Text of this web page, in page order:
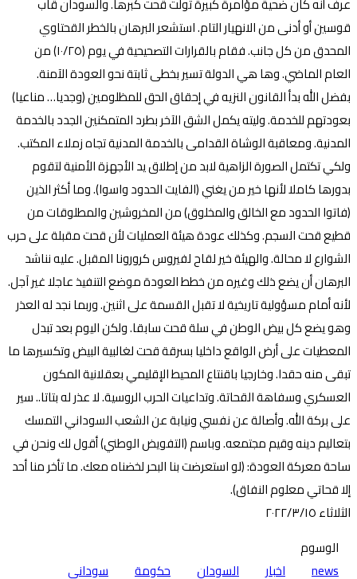
قوسين أو أدنى من الانهيار التام. استشعر البرهان بالخطر القحتاوي
المحدق من كل جانب. فقام بالقرارات التصحيحية في يوم (١٠/٢٥) من
العام الماضي. وها هي الدولة تسير بخطى ثابتة نحو العودة الآمنة.
بفضل الله بدأ القانون النزيه في إحقاق الحق للمظلومين (وجديا… مناعيا)
بعودتهم للخدمة. وليته يكمل الشق الآخر بطرد المتمكنين الجدد بالخدمة
المدنية. ومعاقبة الوشاة القدامى بالخدمة المدنية تجاه زملاء المكتب.
ولكي تكتمل الصورة الزاهية لابد من إطلاق يد الأجهزة الأمنية لتقوم
بدورها كاملا لأنها خير من يغني (الفايت الحدود واسوا). وما أكثر الذين
(فاتوا الحدود مع الخالق والمخلوق) من المخروشين والمطلوقات من
قطيع قحت السجم. وكذلك عودة هيئة العمليات لأن قحت مقبلة على حرب
الشوارع لا محالة. والهيئة خير لقاح لفيروس كرورونا المقبل. عليه نناشد
البرهان أن يضع ذلك وغيره من خطط العودة موضع التنفيذ عاجلا غير آجل.
لأنه أمام مسؤولية تاريخية لا تقبل القسمة على اثنين. وربما نجد له العذر
وهو يضع كل بيض الوطن في سلة قحت سابقا. ولكن اليوم بعد تبدل
المعطيات على أرض الواقع داخليا بسرقة قحت لغالبية البيض وتكسيرها ما
تبقى منه حقدا. وخارجيا باقنتاع المحيط الإقليمي بعقلانية المكون
العسكري وسفاهة القحاتة. وتداعيات الحرب الروسية. لا عذر له بتاتا.. سير
على بركة الله. وأصالة عن نفسي ونيابة عن الشعب السوداني التمسك
بتعاليم دينه وقيم مجتمعه. وباسم (التفويض الوطني) أقول لك ونحن في
ساحة معركة العودة: (لو استعرضت بنا البحر لخضناه معك. ما تأخر منا أحد
إلا قحاتي معلوم النفاق).
الثلاثاء ٢٠٢٢/٣/١٥
الوسوم
news
اخبار السودان حكومة سوداني